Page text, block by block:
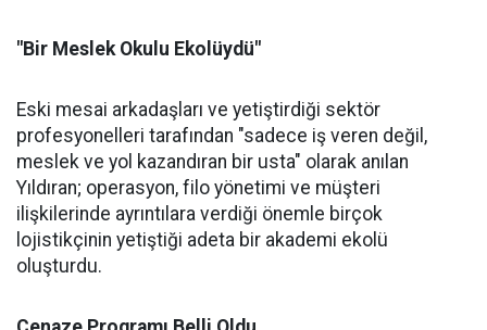
"Bir Meslek Okulu Ekolüydü"
Eski mesai arkadaşları ve yetiştirdiği sektör
profesyonelleri tarafından "sadece iş veren değil,
meslek ve yol kazandıran bir usta" olarak anılan
Yıldıran; operasyon, filo yönetimi ve müşteri
ilişkilerinde ayrıntılara verdiği önemle birçok
lojistikçinin yetiştiği adeta bir akademi ekolü
oluşturdu.